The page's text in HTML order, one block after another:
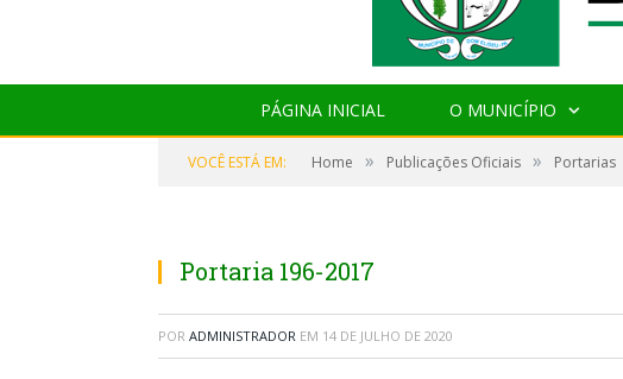
PÁGINA INICIAL O MUNICÍPIO
VOCÊ ESTÁ EM: Home » Publicações Oficiais » Portarias
Portaria 196-2017
POR ADMINISTRADOR EM 14 DE JULHO DE 2020